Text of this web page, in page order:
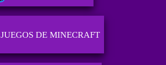
JUEGOS DE MINECRAFT